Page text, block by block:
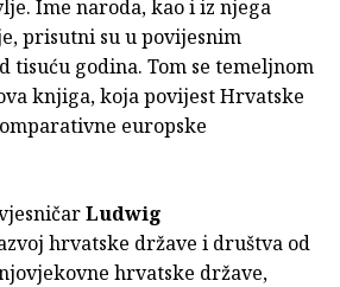
Ime naroda, kao i iz njega
prisutni su u povijesnim
tisuću godina. Tom se temeljnom
knjiga, koja povijest Hrvatske
europske
Ludwig
hrvatske države i društva od
hrvatske države,